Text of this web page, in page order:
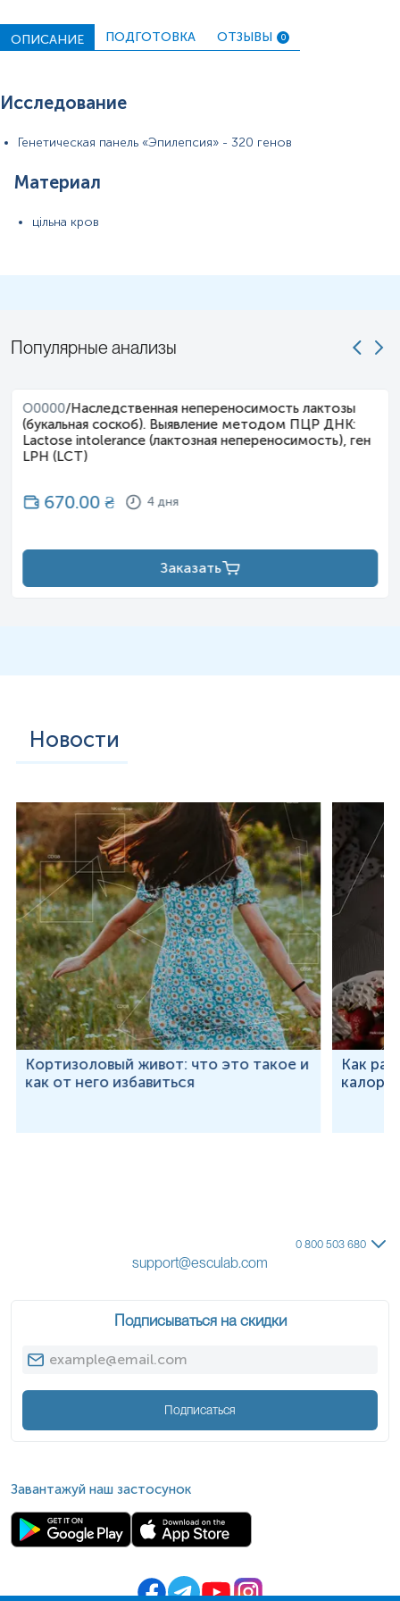
ОПИСАНИЕ ПОДГОТОВКА ОТЗЫВЫ 0
Исследование
Генетическая панель «Эпилепсия» - 320 генов
Материал
цільна кров
Популярные анализы
O0000/Наследственная непереносимость лактозы
(букальная соскоб). Выявление методом ПЦР ДНК:
Lactose intolerance (лактозная непереносимость), ген
LPH (LCT)
670.00₴ 4 дня
Заказать
Новости
Кортизоловый живот: что это такое и
как от него избавиться
Как
0 800 503 680
support@esculab.com
Подписываться на скидки
Подписаться
Завантажуй наш застосунок